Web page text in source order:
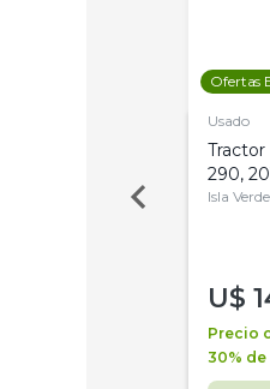
Ofertas
Usado
Tractor
290,
Isla Verde
U$
Precio
30%